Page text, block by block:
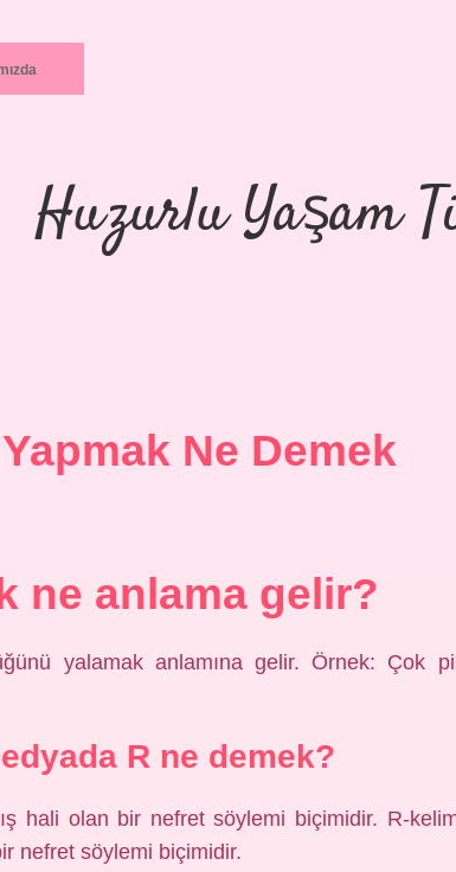
Huzurlu Yaşam
Ne Demek
ne anlama gelir?
yalamak anlamına gelir. Örnek: Çok
R ne demek?
hali olan bir nefret söylemi biçimidir. R-
nefret söylemi biçimidir.